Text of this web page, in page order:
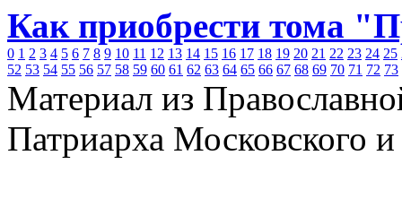
Как приобрести тома
0 1 2 3 4 5 6 7 8 9 10 11 12 13 14 15 16 17 18 19 20 21 22 23 24 25
52 53 54 55 56 57 58 59 60 61 62 63 64 65 66 67 68 69 70 71 72 73
Материал из
Патриарха Московского